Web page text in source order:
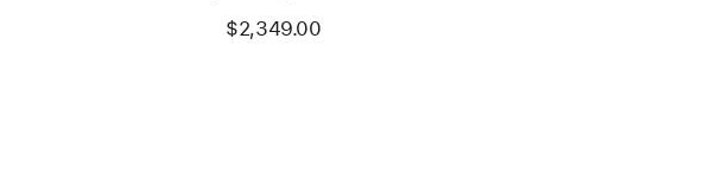
Talla 0
$2,349.00